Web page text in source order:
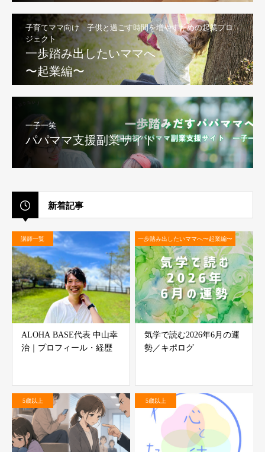
子育てママ向け 子供と過ごす時間を増やすための起業プロ
ジェクト
一歩踏み出したいママへ
〜起業編〜
一子一笑
パパママ支援副業サイト
新着記事
講師一覧
ALOHA BASE代表 中山幸
治｜プロフィール・経歴
一歩踏み出したいママへ〜起業編〜
気学で読む2026年6月の運
勢／キポログ
5歳以上 5歳以上